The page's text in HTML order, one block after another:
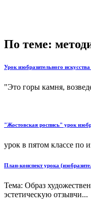
По теме:
Урок изобразительного
"Это горы камня,
"Жостовская роспись" урок
урок в пятом классе по
План-конспект урока
Тема: Образ
эстетическую отзывчи...